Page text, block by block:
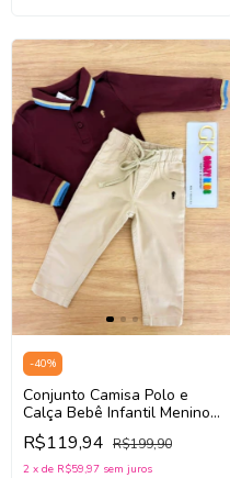
-40%
Conjunto Camisa Polo e
Calça Bebê Infantil Menino
Onda Marinha 1261020
(Vinho/Bege Claro)
R$119,94 R$199,90
2 x de R$59,97 sem juros